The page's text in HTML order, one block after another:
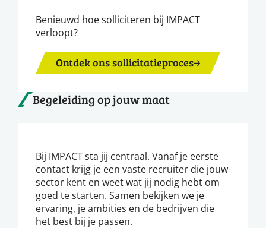
Benieuwd hoe solliciteren bij IMPACT
verloopt?
Ontdek ons sollicitatieproces
Begeleiding op jouw maat
Bij IMPACT sta jij centraal. Vanaf je eerste
contact krijg je een vaste recruiter die jouw
sector kent en weet wat jij nodig hebt om
goed te starten. Samen bekijken we je
ervaring, je ambities en de bedrijven die
het best bij je passen.